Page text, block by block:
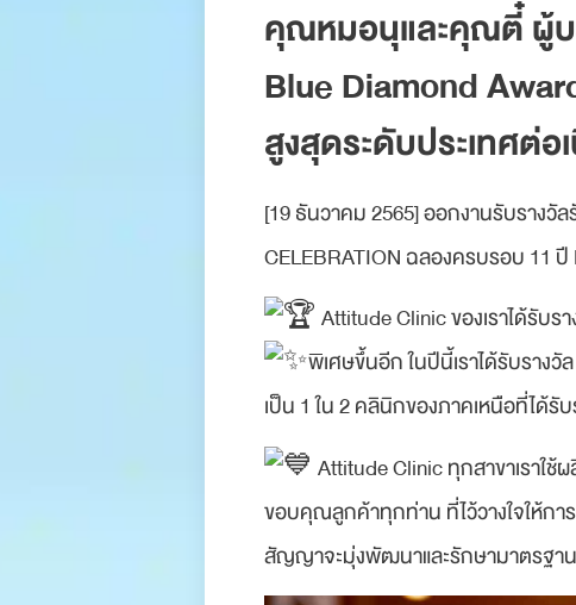
คุณหมอนุและคุณตี๋ ผู้บ
Blue Diamond
สูงสุดระดับประเทศต่อ
[19 ธันวาคม 2565] ออกงานรับรางวัล
CELEBRATION ฉลองครบรอบ 11
Attitude Clinic ของเราได้รับ
พิเศษขึ้นอีก ในปีนี้เราได้รับราง
เป็น 1 ใน 2 คลินิกของภาคเหนือที่ได้รั
Attitude Clinic ทุกสาขาเราใ
ขอบคุณลูกค้าทุกท่าน ที่ไว้วางใจให้กา
สัญญาจะมุ่งพัฒนาและรักษามาตรฐา